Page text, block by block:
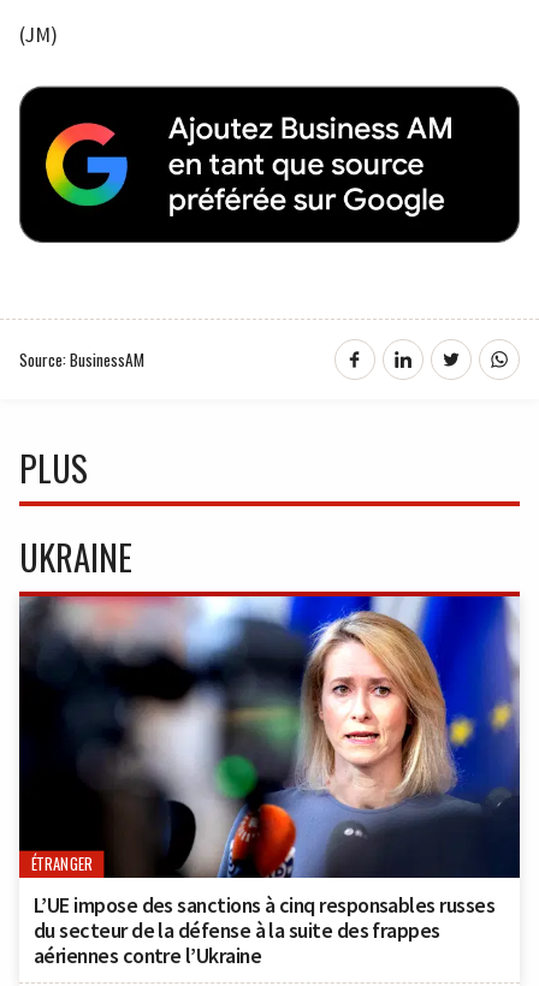
(JM)
Source: BusinessAM
PLUS
UKRAINE
ÉTRANGER
L’UE impose des sanctions à cinq responsables russes
du secteur de la défense à la suite des frappes
aériennes contre l’Ukraine